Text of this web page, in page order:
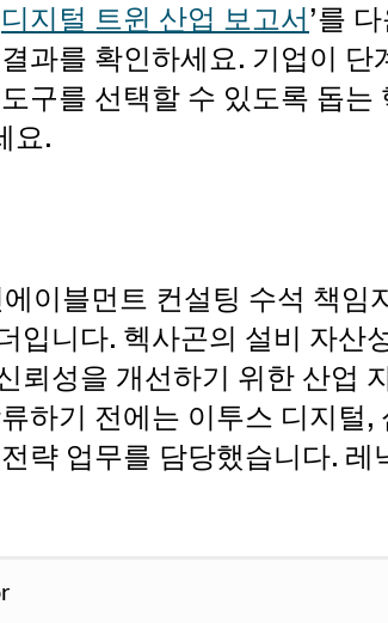
디지털 트윈 산업 보고서 ’를
과를 확인하세요. 기업이
구를 선택할 수 있도록 돕는
요.
이블먼트 컨설팅 수석 책임
입니다. 헥사곤의 설비 자산
뢰성을 개선하기 위한 산업
하기 전에는 이투스 디지털,
략 업무를 담당했습니다.